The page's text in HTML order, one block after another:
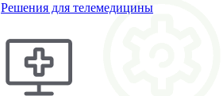
Решения для телемедицины